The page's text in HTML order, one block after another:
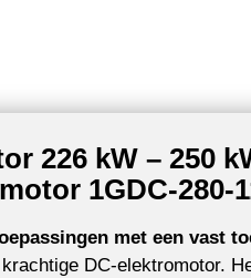
226 kW – 250
1GDC-280-
met een vast
DC-elektromotor.